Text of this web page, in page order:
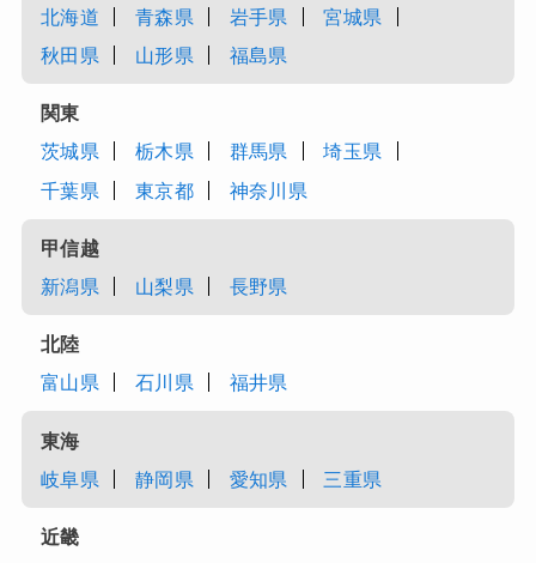
北海道
青森県 岩手県
宮城県
秋田県
山形県 福島県
関東
茨城県
栃木県 群馬県
埼玉県
千葉県
東京都 神奈川県
甲信越
新潟県
山梨県 長野県
北陸
富山県
石川県 福井県
東海
岐阜県
静岡県 愛知県 三重県
近畿